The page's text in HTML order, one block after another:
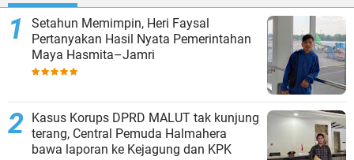
Setahun Memimpin, Heri Faysal
Pertanyakan Hasil Nyata Pemerintahan
Maya Hasmita–Jamri
Kasus Korups DPRD MALUT tak kunjung
terang, Central Pemuda Halmahera
bawa laporan ke Kejagung dan KPK